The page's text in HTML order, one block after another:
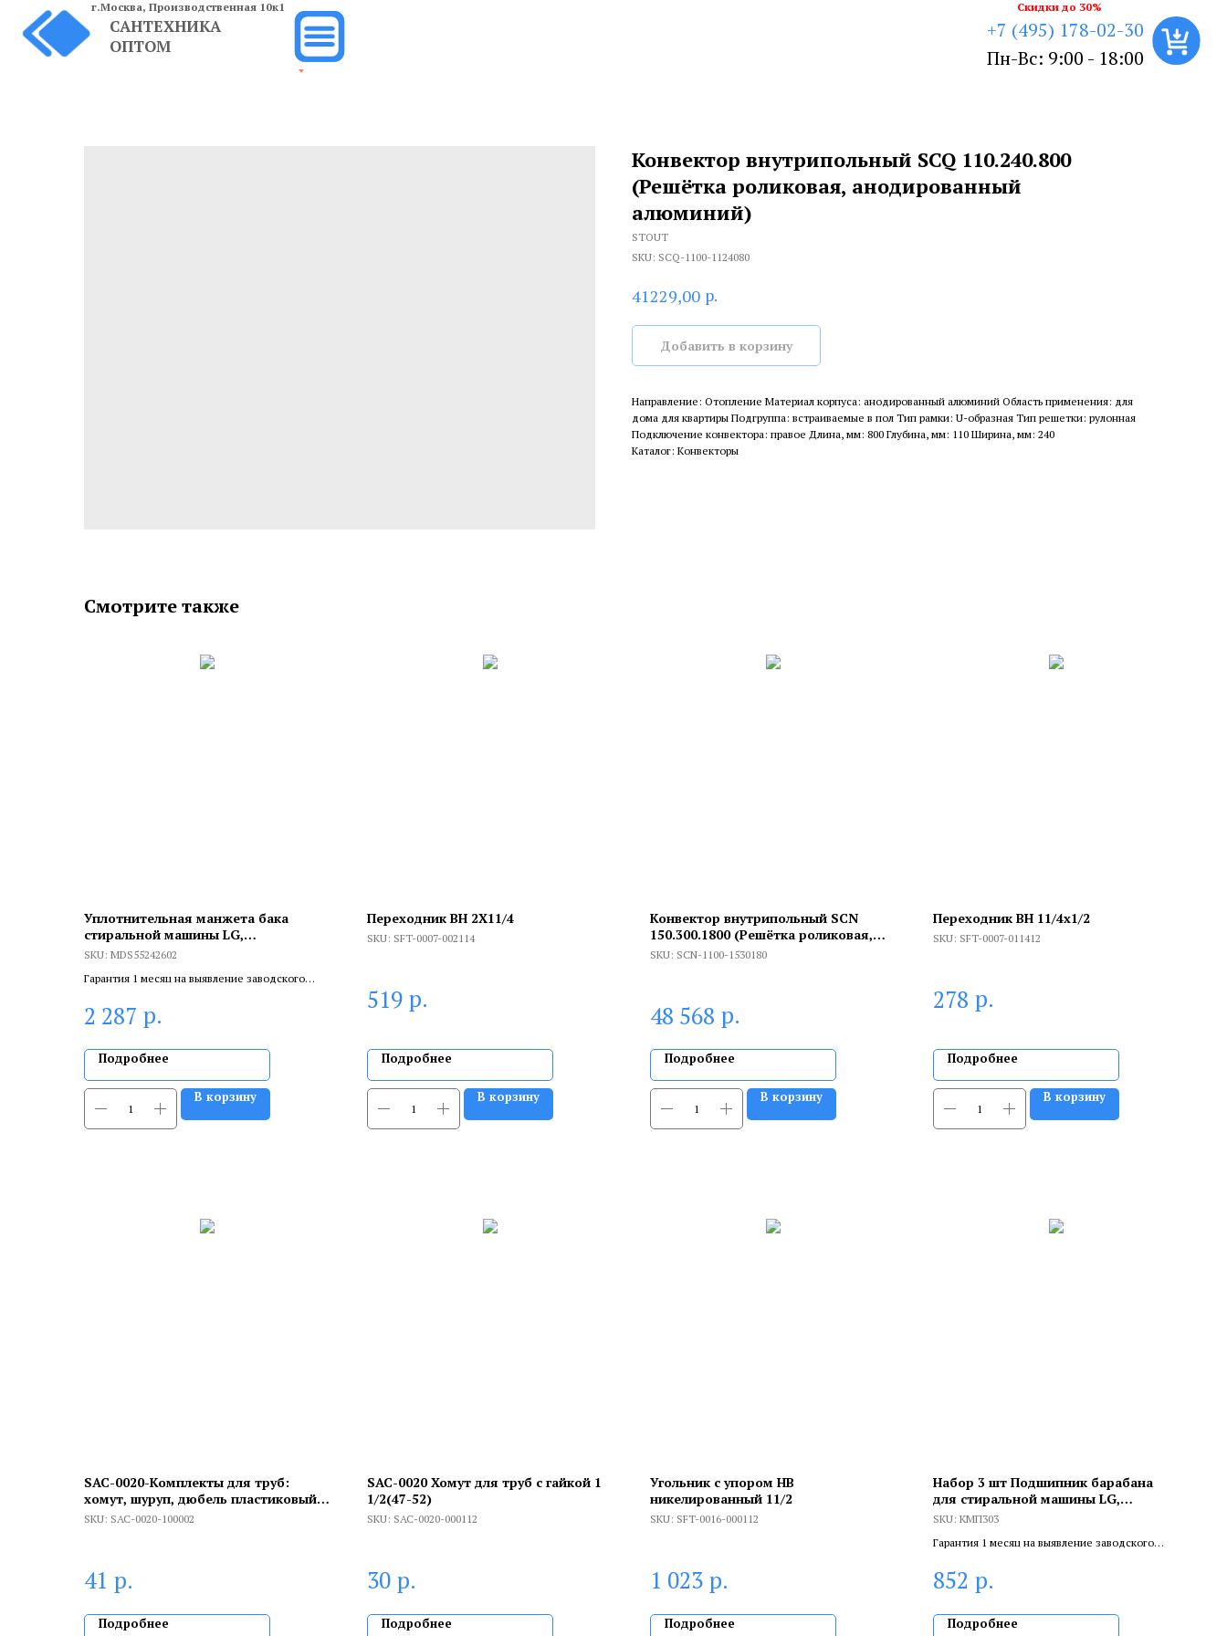
САНТЕХНИКА
ОПТОМ
+7 (495) 178-02-30
Пн-Вс: 9:00 - 18:00
г.Москва, Производственная 10к1 Скидки до 30%
Конвектор внутрипольный SCQ 110.240.800
(Решётка роликовая, анодированный
алюминий)
STOUT
SKU: SCQ-1100-1124080
41229,00 р.
Добавить в корзину
Направление: Отопление Материал корпуса: анодированный алюминий Область применения: для
дома для квартиры Подгруппа: встраиваемые в пол Тип рамки: U-образная Тип решетки: рулонная
Подключение конвектора: правое Длина, мм: 800 Глубина, мм: 110 Ширина, мм: 240
Каталог: Конвекторы
Смотрите также
Уплотнительная манжета бака
стиральной машины LG,
MDS55242602
SKU: MDS55242602
Гарантия 1 месяц на выявление заводского
сертифицированный специалист.
2 287 р.
Подробнее
В корзину
Переходник ВН 2X11/4
SKU: SFT-0007-002114
519 р.
Подробнее
В корзину
Конвектор внутрипольный SCN
150.300.1800 (Решётка роликовая,
анодированный алюминий)
SKU: SCN-1100-1530180
48 568 р.
Подробнее
В корзину
Переходник ВН 11/4x1/2
SKU: SFT-0007-011412
278 р.
Подробнее
В корзину
SAC-0020-Комплекты для труб:
хомут, шуруп, дюбель пластиковый
2"(59-65)
SKU: SAC-0020-100002
41 р.
Подробнее
SAC-0020 Хомут для труб с гайкой 1
1/2(47-52)
SKU: SAC-0020-000112
30 р.
Подробнее
Угольник с упором НВ
никелированный 11/2
SKU: SFT-0016-000112
1 023 р.
Подробнее
Набор 3 шт Подшипник барабана
для стиральной машины LG,
Samsung 6303 ZZ, 17х47х14, KMП303
SKU: KMП303
Гарантия 1 месяц на выявление заводского
сертифицированный специалист.
852 р.
Подробнее